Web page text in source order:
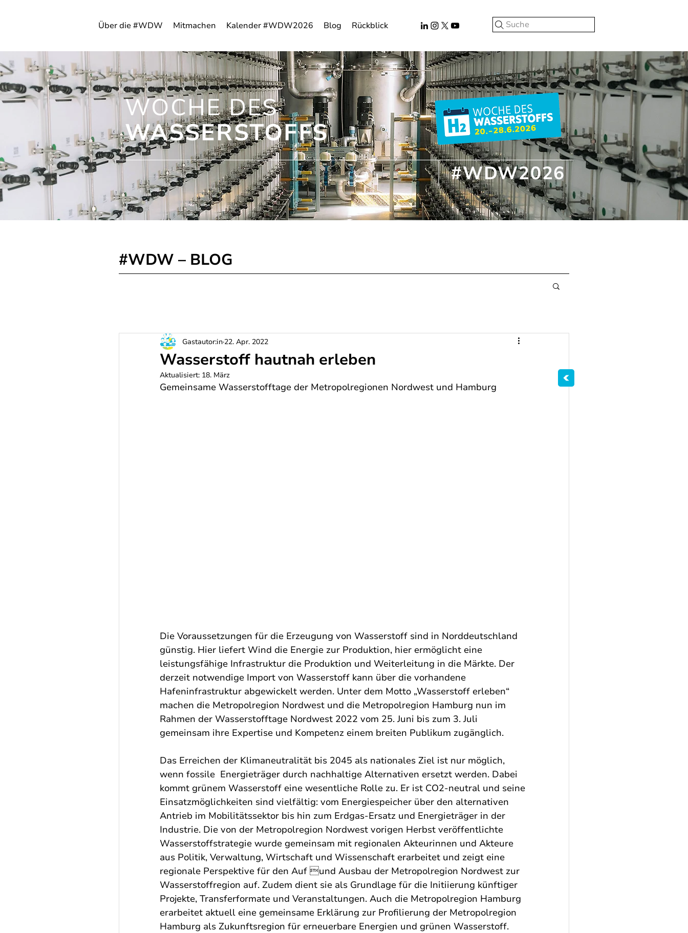
Über die #WDW Mitmachen Kalender #WDW2026 Blog Rückblick Suche
WOCHE DES
WASSERSTOFFS
#WDW2026
#WDW – BLOG
Wasserstoff hautnah erleben
Gastautor:in 22. Apr. 2022
Aktualisiert: 18. März
Gemeinsame Wasserstofftage der Metropolregionen Nordwest und Hamburg
Die Voraussetzungen für die Erzeugung von Wasserstoff sind in Norddeutschland
günstig. Hier liefert Wind die Energie zur Produktion, hier ermöglicht eine
leistungsfähige Infrastruktur die Produktion und Weiterleitung in die Märkte. Der
derzeit notwendige Import von Wasserstoff kann über die vorhandene
Hafeninfrastruktur abgewickelt werden. Unter dem Motto „Wasserstoff erleben“
machen die Metropolregion Nordwest und die Metropolregion Hamburg nun im
Rahmen der Wasserstofftage Nordwest 2022 vom 25. Juni bis zum 3. Juli
gemeinsam ihre Expertise und Kompetenz einem breiten Publikum zugänglich.
Das Erreichen der Klimaneutralität bis 2045 als nationales Ziel ist nur möglich,
wenn fossile  Energieträger durch nachhaltige Alternativen ersetzt werden. Dabei
kommt grünem Wasserstoff eine wesentliche Rolle zu. Er ist CO2-neutral und seine
Einsatzmöglichkeiten sind vielfältig: vom Energiespeicher über den alternativen
Antrieb im Mobilitätssektor bis hin zum Erdgas-Ersatz und Energieträger in der
Industrie. Die von der Metropolregion Nordwest vorigen Herbst veröffentlichte
Wasserstoffstrategie wurde gemeinsam mit regionalen Akteurinnen und Akteure
aus Politik, Verwaltung, Wirtschaft und Wissenschaft erarbeitet und zeigt eine
regionale Perspektive für den Auf und Ausbau der Metropolregion Nordwest zur
Wasserstoffregion auf. Zudem dient sie als Grundlage für die Initiierung künftiger
Projekte, Transferformate und Veranstaltungen. Auch die Metropolregion Hamburg
erarbeitet aktuell eine gemeinsame Erklärung zur Profilierung der Metropolregion
Hamburg als Zukunftsregion für erneuerbare Energien und grünen Wasserstoff.